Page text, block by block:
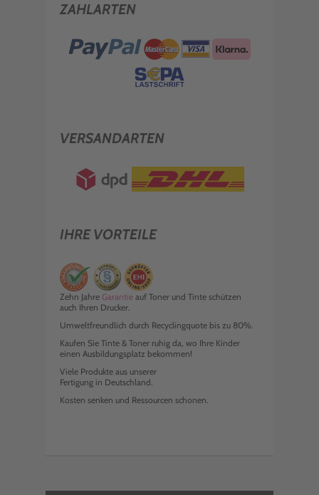
ZAHLARTEN
VERSANDARTEN
IHRE VORTEILE
Zehn Jahre Garantie auf Toner und Tinte schützen
auch Ihren Drucker.
Umweltfreundlich durch Recyclingquote bis zu 80%.
Kaufen Sie Tinte & Toner ruhig da, wo Ihre Kinder
einen Ausbildungsplatz bekommen!
Viele Produkte aus unserer
Fertigung in Deutschland.
Kosten senken und Ressourcen schonen.